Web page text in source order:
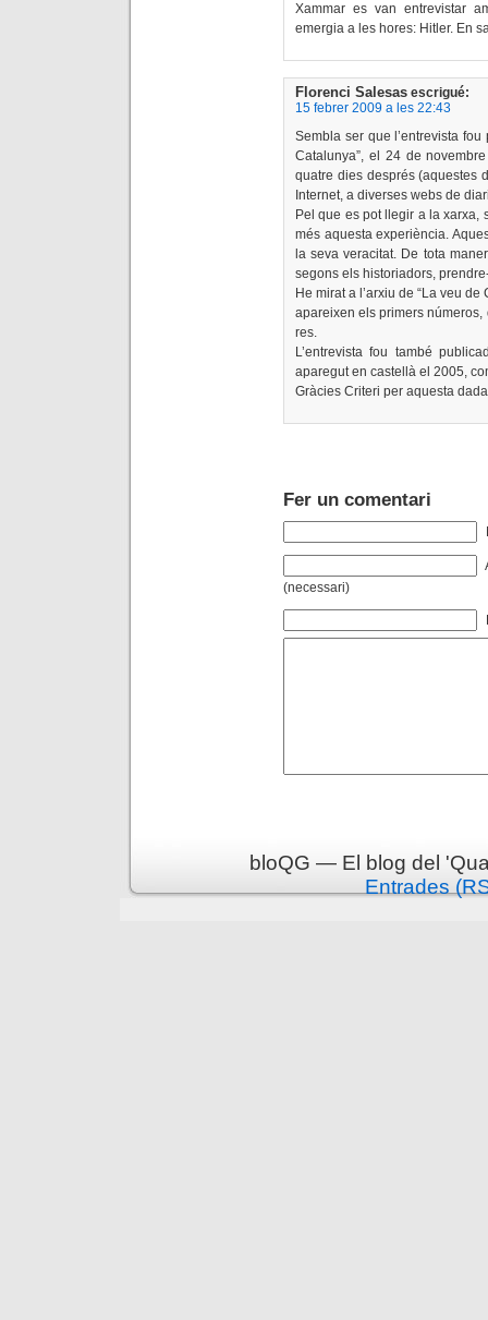
Xammar es van entrevistar
emergia a les hores: Hitler. En
Florenci Salesas escrigué:
15 febrer 2009 a les 22:43
Sembla ser que l’entrevista
Catalunya”, el 24 de
quatre dies després (aquestes
Internet, a diverses webs de
Pel que es pot llegir a la xarxa,
més aquesta experiència.
la seva veracitat. De tota
segons els historiadors,
He mirat a l’arxiu de “La veu
apareixen els primers
res.
L’entrevista fou també
aparegut en castellà el 2005,
Gràcies Criteri per aquesta
Fer un comentari
(necessari)
bloQG — El blog del
Entrades